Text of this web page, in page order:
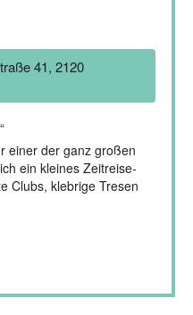
41, 2120
einer der ganz großen
ein kleines Zeitreise-
Clubs, klebrige Tresen